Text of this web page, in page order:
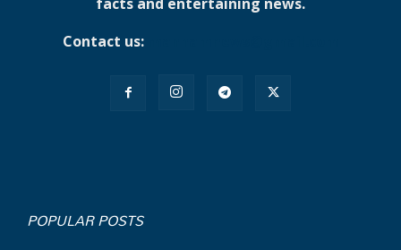
Contact us:
POPULAR POSTS